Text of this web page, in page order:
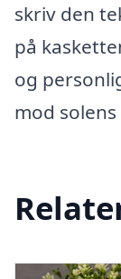
skriv den
på
og
mod